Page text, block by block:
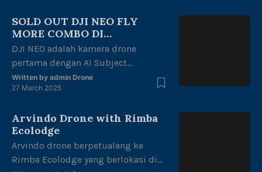
“merdeka berlari, junjung adat tuah
negeri” dalam rangka kemerdekaan
Republik Indonesia ke 80 thn.
Dengan di ikuti oleh berbagai
kalangan mulai dari anak-anak,
remaja, dewasa hingga lansia juga
SOLD OUT DJI NEO FLY
MORE COMBO DI
PENGHUJUNG RAMADHAN
DJI NEO adalah kamera drone
pertama dengan AI Subject
dilengkapi voice control dan mobile
control. Dji NEO FLY MORE COMBO
penghujung bulan ramadhan tahun
ini. Arvindo Drone sangat senang
bisa bersama para pecinta
photography atau sejenisnya yang
Written by admin Drone
27 March 2025
Arvindo Drone with Rimba
Ecolodge
Arvindo drone berpetualang ke
Rimba Ecolodge yang berlokasi di